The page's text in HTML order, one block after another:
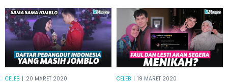
CELEB | 20 MARET 2020 CELEB | 19 MARET 2020